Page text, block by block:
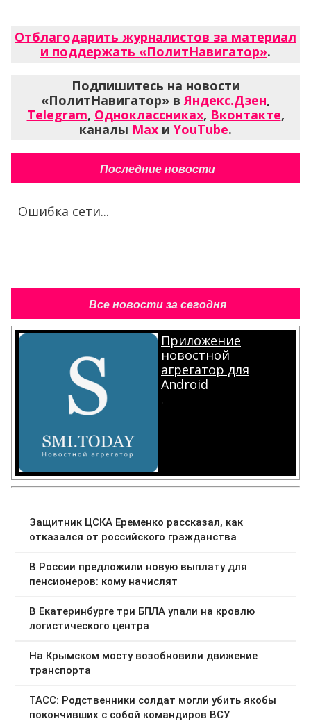
Отблагодарить журналистов за материал
и поддержать «ПолитНавигатор».
Подпишитесь на новости
«ПолитНавигатор» вЯндекс.Дзен,
Telegram, Одноклассниках, Вконтакте,
каналы Max и YouTube.
Последние новости
Ошибка сети...
Все новости за сегодня
Приложение
новостной
агрегатор для
Android
.